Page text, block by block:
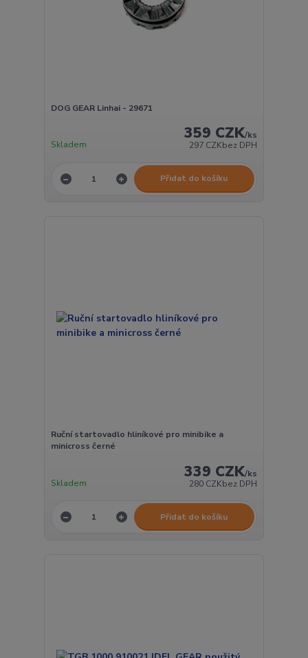
DOG GEAR Linhai - 29671
359 CZK/ks
297 CZKbez DPH
Skladem
Přidat do košíku
Ruční startovadlo hliníkové pro minibike a
minicross černé
339 CZK/ks
280 CZKbez DPH
Skladem
Přidat do košíku